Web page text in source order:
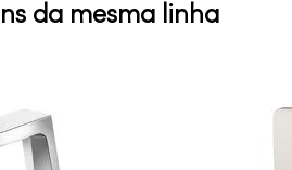
da mesma linha